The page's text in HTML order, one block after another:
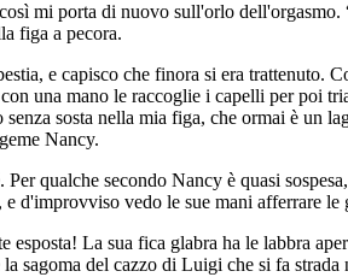
mi porta di nuovo sull'orlo
figa a pecora.
e capisco che finora si era
una mano le raccoglie i capelli per poi
sosta nella mia figa, che ormai è un
Nancy.
qualche secondo Nancy è quasi
d'improvviso vedo le sue mani afferrare
La sua fica glabra ha le labbra
sagoma del cazzo di Luigi che si fa